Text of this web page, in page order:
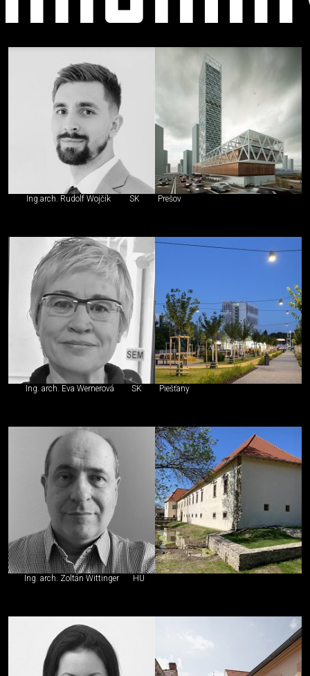
Ing.arch. Rudolf Wojčík SK Prešov
Ing. arch. Eva Wernerová SK Piešťany
Ing. arch. Zoltán Wittinger HU